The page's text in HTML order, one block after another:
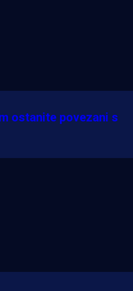
ostanite povezani s